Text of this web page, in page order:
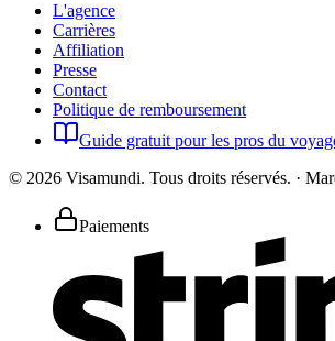
L'agence
Carrières
Affiliation
Presse
Contact
Politique de remboursement
Guide gratuit pour les pros du
© 2026 Visamundi. Tous droits réservés. ·
Paiements